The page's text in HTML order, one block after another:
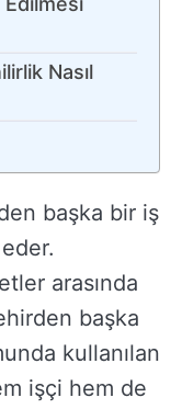
Nasıl
başka bir iş
arasında
başka
kullanılan
işçi hem de